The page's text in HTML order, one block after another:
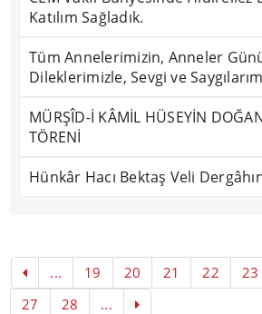
Katılım Sağladık.
Tüm Annelerimizin, Anneler
Dileklerimizle, Sevgi ve
MÜRŞÎD-İ KÂMİL HÜSEYİN
TÖRENİ
Hünkâr Hacı Bektaş Veli
... 19 20 21 22 23
27
28 ...